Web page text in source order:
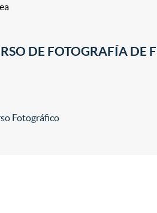
DE FOTOGRAFÍA DE
Fotográfico